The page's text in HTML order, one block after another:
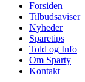
Forsiden
Tilbudsaviser
Nyheder
Sparetips
Told og Info
Om Sparty
Kontakt